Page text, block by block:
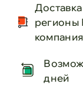
регионы
дней